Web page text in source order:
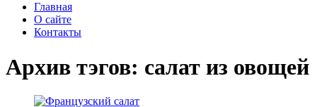
Главная
О сайте
Контакты
Архив тэгов: салат из овощей